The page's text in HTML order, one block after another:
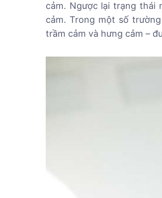
cảm. Ngược lại trạng thái
cảm. Trong một số
trầm cảm và hưng cảm –